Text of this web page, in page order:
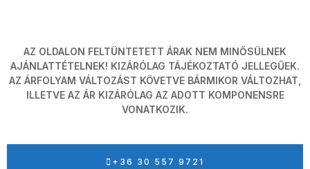
AZ OLDALON FELTÜNTETETT ÁRAK NEM MINŐSÜLNEK
AJÁNLATTÉTELNEK! KIZÁRÓLAG TÁJÉKOZTATÓ JELLEGŰEK.
AZ ÁRFOLYAM VÁLTOZÁST KÖVETVE BÁRMIKOR VÁLTOZHAT,
ILLETVE AZ ÁR KIZÁRÓLAG AZ ADOTT KOMPONENSRE
VONATKOZIK.
+36 30 557 9721